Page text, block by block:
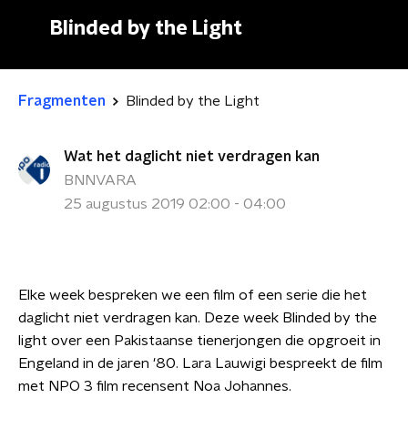
Blinded by the Light
Fragmenten Blinded by the Light
Wat het daglicht niet verdragen kan
BNNVARA
25 augustus 2019 02:00 - 04:00
Elke week bespreken we een film of een serie die het
daglicht niet verdragen kan. Deze week Blinded by the
light over een Pakistaanse tienerjongen die opgroeit in
Engeland in de jaren '80. Lara Lauwigi bespreekt de film
met NPO 3 film recensent Noa Johannes.